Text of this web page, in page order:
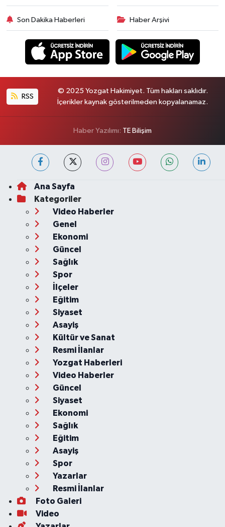
Son Dakika Haberleri Haber Arşivi
RSS
© 2025 Yozgat Hakimiyet. Tüm hakları saklıdır.
İçerikler kaynak gösterilmeden kopyalanamaz.
Haber Yazılımı: TE Bilişim
Ana Sayfa
Kategoriler
Video Haberler
Genel
Ekonomi
Güncel
Sağlık
Spor
İlçeler
Eğitim
Siyaset
Asayiş
Kültür ve Sanat
Resmi İlanlar
Yozgat Haberleri
Video Haberler
Güncel
Siyaset
Ekonomi
Sağlık
Eğitim
Asayiş
Spor
Yazarlar
Resmi İlanlar
Foto Galeri
Video